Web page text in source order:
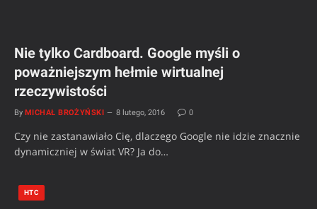
Nie tylko Cardboard. Google myśli o
poważniejszym hełmie wirtualnej
rzeczywistości
By MICHAŁ BROŻYŃSKI 8 lutego, 2016 0
Czy nie zastanawiało Cię, dlaczego Google nie idzie znacznie
dynamiczniej w świat VR? Ja do…
HTC